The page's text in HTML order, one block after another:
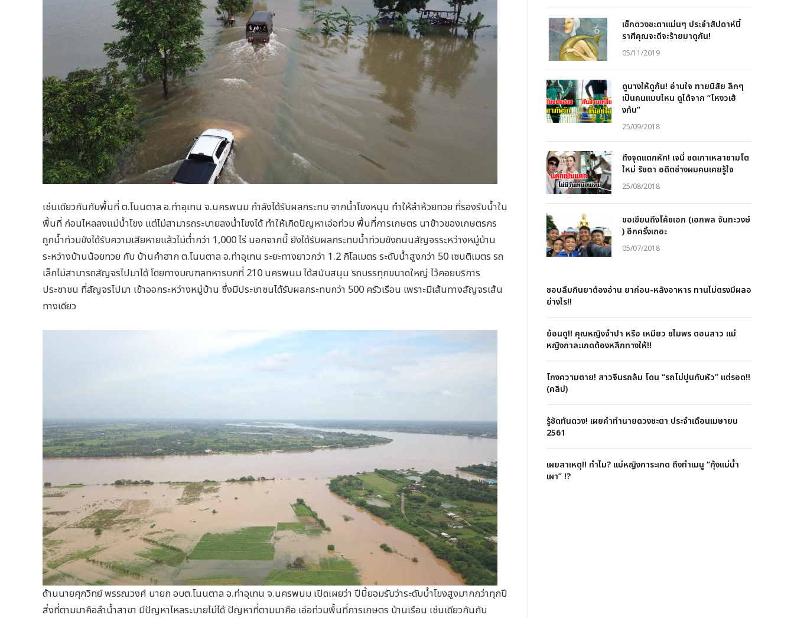
เช่นเดียวกันกับพื้นที่ ต.โนนตาล อ.ท่าอุเทน จ.นครพนม กำลังได้รับผลกระทบ จากน้ำโขงหนุน ทำให้ลำห้วยทวย ที่รองรับน้ำใน
พื้นที่ ก่อนไหลลงแม่น้ำโขง แต่ไม่สามารถระบายลงน้ำโขงได้ ทำให้เกิดปัญหาเอ่อท่วม พื้นที่การเกษตร นาข้าวของเกษตรกร
ถูกน้ำท่วมขังได้รับความเสียหายแล้วไม่ต่ำกว่า 1,000 ไร่ นอกจากนี้ ยังได้รับผลกระทบน้ำท่วมขังถนนสัญจรระหว่างหมู่บ้าน
ระหว่างบ้านน้อยทวย กับ บ้านคำฮาก ต.โนนตาล อ.ท่าอุเทน ระยะทางยาวกว่า 1.2 กิโลเมตร ระดับน้ำสูงกว่า 50 เซนติเมตร รถ
เล็กไม่สามารถสัญจรไปมาได้ โดยทางมณฑลทหารบกที่ 210 นครพนม ได้สนับสนุน รถบรรทุกขนาดใหญ่ ไว้คอยบริการ
ประชาชน ที่สัญจรไปมา เข้าออกระหว่างหมู่บ้าน ซึ่งมีประชาชนได้รับผลกระทบกว่า 500 ครัวเรือน เพราะมีเส้นทางสัญจรเส้น
ทางเดียว
ด้านนายศุภวิทย์ พรรณวงศ์ นายก อบต.โนนตาล อ.ท่าอุเทน จ.นครพนม เปิดเผยว่า ปีนี้ยอมรับว่าระดับน้ำโขงสูงมากกว่าทุกปี
สิ่งที่ตามมาคือลำน้ำสาขา มีปัญหาไหลระบายไม่ได้ ปัญหาที่ตามมาคือ เอ่อท่วมพื้นที่การเกษตร บ้านเรือน เช่นเดียวกันกับ
เช็กดวงชะตาแม่นๆ ประจำสัปดาห์นี้
ราศีคุณจะดีจะร้ายมาดูกัน!
05/11/2019
ดูนางให้ดูก้น! อ่านใจ ทายนิสัย ลึกๆ
เป็นคนแบบไหน ดูได้จาก “โหงวเฮ้
งก้น”
25/09/2018
ถึงจุดแตกหัก! เจนี่ ซดเกาเหลาชามโต
ใหม่ รัชดา อดีตช่างผมคนเคยรู้ใจ
25/08/2018
ขอเขียนถึงโค้ชเอก (เอกพล จันทะวงษ์
) อีกครั้งเถอะ
05/07/2018
ชอบลืมกินยาต้องอ่าน ยาก่อน-หลังอาหาร ทานไม่ตรงมีผลอ
ย่างไร!!
ย้อนดู!! คุณหญิงจำปา หรือ เหมียว ชไมพร ตอนสาว แม่
หญิงกาละเกดต้องหลีกทางให้!!
โกงความตาย! สาวจีนรถล้ม โดน “รถโม่ปูนทับหัว” แต่รอด!!
(คลิป)
รู้ชัดทันดวง! เผยคำทำนายดวงชะตา ประจำเดือนเมษายน
2561
เผยสาเหตุ!! ทำไม? แม่หญิงการะเกด ถึงทำเมนู “กุ้งแม่น้ำ
เผา” !?